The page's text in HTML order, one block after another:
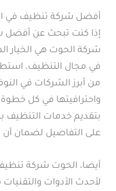
أفضل شركة تنظيف في
إذا كنت تبحث عن أفضل
شركة الحوت هي الخيار
في مجال التنظيف،
من أبرز الشركات في
واحترافيتها في كل
بتقديم خدمات التنظيف
على التفاصيل لضمان أن
أيضا، الحوت شركة
لأحدث الأدوات